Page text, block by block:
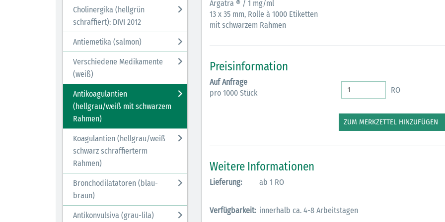
Cholinergika (hellgrün
schraffiert): DIVI 2012
Antiemetika (salmon)
Verschiedene Medikamente
(weiß)
Antikoagulantien
(hellgrau/weiß mit schwarzem
Rahmen)
Koagulantien (hellgrau/weiß
schwarz schraffierterm
Rahmen)
Bronchodilatatoren (blau-
braun)
Antikonvulsiva (grau-lila)
Argatra ® / 1 mg/ml
13 x 35 mm, Rolle à 1000 Etiketten
mit schwarzem Rahmen
Preisinformation
Auf Anfrage
pro 1000 Stück
RO
ZUM MERKZETTEL HINZUFÜGEN
Weitere Informationen
Lieferung: ab 1 RO
Verfügbarkeit: innerhalb ca. 4-8 Arbeitstagen